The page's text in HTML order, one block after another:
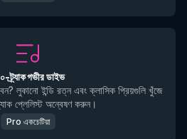
ট্র্যাক গভীর ডাইভ
লুকানো ইন্ডি রত্ন এবং ক্লাসিক প্রিয়গুলি খুঁজে
প্লেলিস্ট অন্বেষণ করুন।
Pro একচেটিয়া